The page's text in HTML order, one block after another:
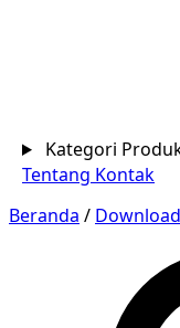
Kategori
Tentang Kontak
Beranda /